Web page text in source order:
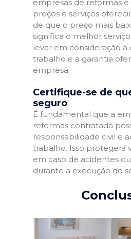
empresas de reformas
preços e serviços
de que o preço mais
significa o melhor
levar em consideração a
trabalho e a garantia
empresa.
Certifique-se de
seguro
É fundamental que a
reformas contratada
responsabilidade civil e
trabalho. Isso protegerá
em caso de acidentes
durante a execução do